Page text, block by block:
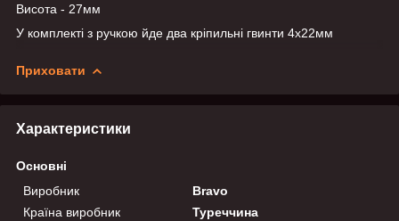
Висота - 27мм
У комплекті з ручкою йде два кріпильні гвинти 4х22мм
Приховати
Характеристики
Основні
Виробник
Bravo
Країна виробник
Туреччина